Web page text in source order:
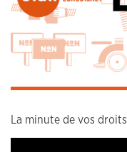
La minute de vos droits